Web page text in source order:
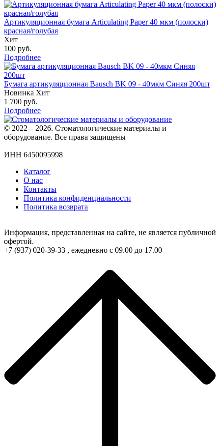
Артикуляционная бумага Articulating Paper 40 мкм (полоски)
красная/голубая
Хит
100 руб.
Подробнее
Бумага артикуляционная Bausch BK 09 - 40мкм Синяя 200шт
Новинка Хит
1 700 руб.
Подробнее
© 2022 – 2026. Стоматологические материалы и
оборудование. Все права защищены
ИНН 6450095998
Каталог
О нас
Контакты
Политика конфиденциальности
Политика возврата
Информация, представленная на сайте, не является публичной
офертой.
+7 (937) 020-39-33 , ежедневно с 09.00 до 17.00